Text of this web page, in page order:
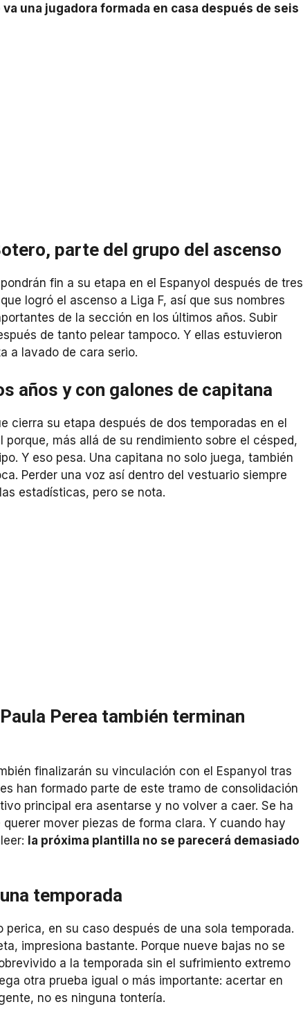
va una jugadora formada en casa después de seis
parte del grupo del ascenso
fin a su etapa en el Espanyol después de tres
logró el ascenso a Liga F, así que sus nombres
de la sección en los últimos años. Subir
de tanto pelear tampoco. Y ellas estuvieron
a lavado de cara serio.
años y con galones de capitana
cierra su etapa después de dos temporadas en el
más allá de su rendimiento sobre el césped,
Y eso pesa. Una capitana no solo juega, también
Perder una voz así dentro del vestuario siempre
estadísticas, pero se nota.
Perea también terminan
finalizarán su vinculación con el Espanyol tras
han formado parte de este tramo de consolidación
principal era asentarse y no volver a caer. Se ha
mover piezas de forma clara. Y cuando hay
la próxima plantilla no se parecerá demasiado
temporada
en su caso después de una sola temporada.
impresiona bastante. Porque nueve bajas no se
a la temporada sin el sufrimiento extremo
otra prueba igual o más importante: acertar en
no es ninguna tontería.